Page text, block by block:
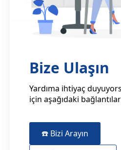
Bize Ulaşın
Yardıma ihtiyaç
için aşağıdaki
☎️ Bizi Arayın